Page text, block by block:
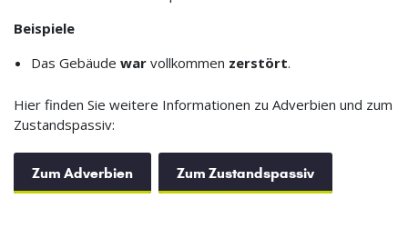
Beispiele
Das Gebäude warvollkommen zerstört.
Hier finden Sie weitere Informationen zu Adverbien und zum
Zustandspassiv:
Zum Adverbien Zum Zustandspassiv